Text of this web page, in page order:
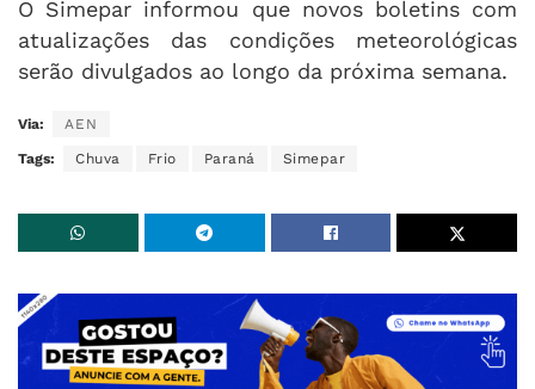
O Simepar informou que novos boletins com
atualizações das condições meteorológicas
serão divulgados ao longo da próxima semana.
Via: AEN
Tags: Chuva Frio Paraná Simepar